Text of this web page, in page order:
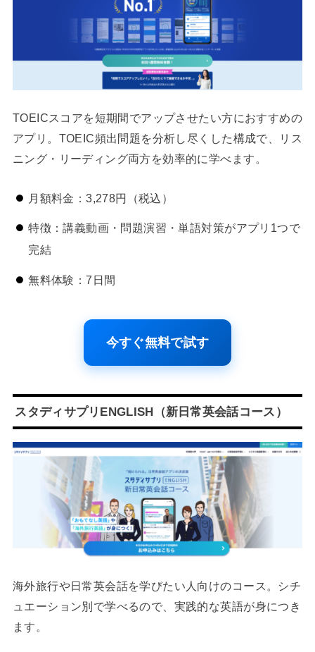
TOEICスコアを短期間でアップさせたい方におすすめの
アプリ。TOEIC頻出問題を分析し尽くした構成で、リス
ニング・リーディング両方を効率的に学べます。
月額料金：3,278円（税込）
特徴：講義動画・問題演習・単語対策がアプリ1つで
完結
無料体験：7日間
今すぐ無料で試す
スタディサプリENGLISH（新日常英会話コース）
海外旅行や日常英会話を学びたい人向けのコース。シチ
ュエーション別で学べるので、実践的な英語が身につき
ます。